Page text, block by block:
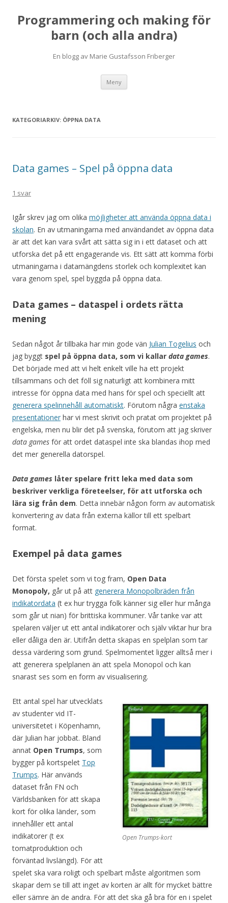
Programmering och making för
barn (och alla andra)
En blogg av Marie Gustafsson Friberger
Meny
KATEGORIARKIV: ÖPPNA DATA
Data games – Spel på öppna data
1 svar
Igår skrev jag om olika möjligheter att använda öppna data i
skolan. En av utmaningarna med användandet av öppna data
är att det kan vara svårt att sätta sig in i ett dataset och att
utforska det på ett engagerande vis. Ett sätt att komma förbi
utmaningarna i datamängdens storlek och komplexitet kan
vara genom spel, spel byggda på öppna data.
Data games – dataspel i ordets rätta
mening
Sedan något år tillbaka har min gode vän Julian Togelius och
jag byggt spel på öppna data, som vi kallar data games.
Det började med att vi helt enkelt ville ha ett projekt
tillsammans och det föll sig naturligt att kombinera mitt
intresse för öppna data med hans för spel och speciellt att
generera spelinnehåll automatiskt. Förutom några enstaka
presentationer har vi mest skrivit och pratat om projektet på
engelska, men nu blir det på svenska, förutom att jag skriver
data games för att ordet dataspel inte ska blandas ihop med
det mer generella datorspel.
Data games låter spelare fritt leka med data som
beskriver verkliga företeelser, för att utforska och
lära sig från dem. Detta innebär någon form av automatisk
konvertering av data från externa källor till ett spelbart
format.
Exempel på data games
Det första spelet som vi tog fram, Open Data
Monopoly, går ut på att generera Monopolbräden från
indikatordata (t ex hur trygga folk känner sig eller hur många
som går ut nian) för brittiska kommuner. Vår tanke var att
spelaren väljer ut ett antal indikatorer och själv viktar hur bra
eller dåliga den är. Utifrån detta skapas en spelplan som tar
dessa värdering som grund. Spelmomentet ligger alltså mer i
att generera spelplanen än att spela Monopol och kan
snarast ses som en form av visualisering.
Open Trumps-kort
Ett antal spel har utvecklats
av studenter vid IT-
universitetet i Köpenhamn,
där Julian har jobbat. Bland
annat Open Trumps, som
bygger på kortspelet Top
Trumps. Här används
dataset från FN och
Världsbanken för att skapa
kort för olika länder, som
innehåller ett antal
indikatorer (t ex
tomatproduktion och
förväntad livslängd). För att
spelet ska vara roligt och spelbart måste algoritmen som
skapar dem se till att inget av korten är allt för mycket bättre
eller sämre än de andra. För att det ska gå bra för en i spelet